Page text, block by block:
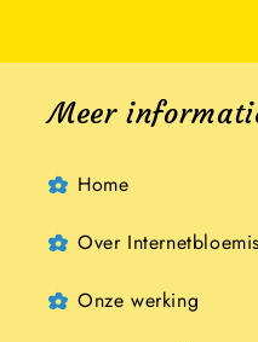
Meer
Home
Over
Onze werking